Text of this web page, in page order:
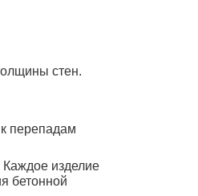
стен.
перепадам
Каждое изделие
бетонной